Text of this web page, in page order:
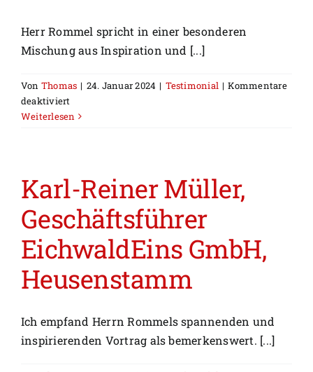
Service
Herr Rommel spricht in einer besonderen
Mischung aus Inspiration und [...]
Von Thomas | 24. Januar 2024 | Testimonial | Kommentare
deaktiviert
Prof.
h.c.
Karlheinz
Bock,
TU
Weiterlesen
Karl-Reiner Müller,
Geschäftsführer
EichwaldEins GmbH,
Heusenstamm
Ich empfand Herrn Rommels spannenden und
inspirierenden Vortrag als bemerkenswert. [...]